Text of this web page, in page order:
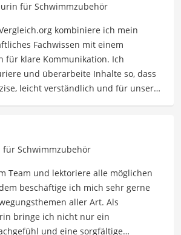
für Schwimmzubehör
kombiniere ich mein
Fachwissen mit einem
für klare Kommunikation. Ich
und überarbeite Inhalte so, dass
leicht verständlich und für unsere
gerne mit verschiedenen Hobbys
Dieses Interesse spiegelt sich in
die sich mit Freizeitideen,
Hobbytipps und Anregungen für die
Vergleich ist aus unserer Sicht
für Kinder.
für Schwimmzubehör
Team und lektoriere alle möglichen
beschäftige ich mich sehr gerne
aller Art. Als
bringe ich nicht nur ein
und eine sorgfältige